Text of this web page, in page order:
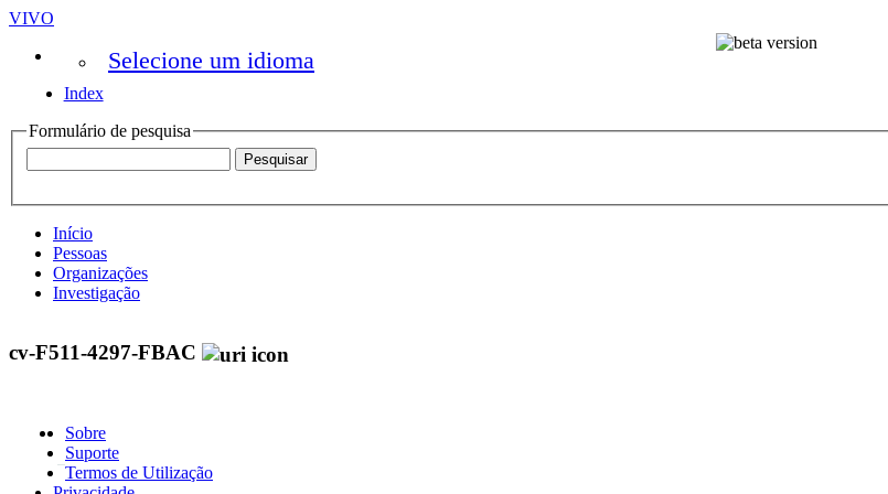
VIVO
Selecione um idioma
Index
Formulário de pesquisa
Início
Pessoas
Organizações
Investigação
cv-F511-4297-FBAC
Sobre
Suporte
Termos de Utilização